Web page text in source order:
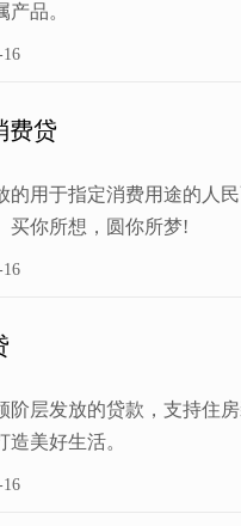
品。
费贷
的用于指定消费用途的人
买你所想，圆你所梦!
阶层发放的贷款，支持住
造美好生活。